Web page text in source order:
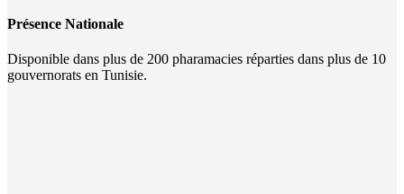
Présence Nationale
Disponible dans plus de 200 pharamacies réparties dans plus de 10
gouvernorats en Tunisie.